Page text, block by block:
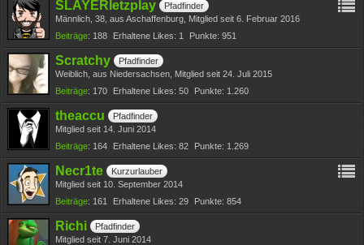
SLAYERletzplay
Pfadfinder
Männlich 38 aus Aschaffenburg Mitglied seit 6. Februar 2016
Beiträge 188 Erhaltene Likes 1 Punkte 951
Scratchy
Pfadfinder
Weiblich aus Niedersachsen Mitglied seit 24. Juli 2015
Beiträge 170 Erhaltene Likes 50 Punkte 1.260
theaccu
Pfadfinder
Mitglied seit 14. Juni 2014
Beiträge 164 Erhaltene Likes 82 Punkte 1.269
Necr1te
Kurzurlauber
Mitglied seit 10. September 2014
Beiträge 161 Erhaltene Likes 29 Punkte 854
Richi
Pfadfinder
Mitglied seit 7. Juni 2014